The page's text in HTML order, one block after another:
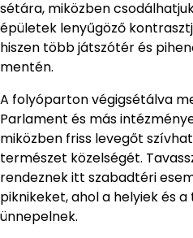
sétára, miközben
épületek lenyűgöző
hiszen több játszótér és
mentén.
A folyóparton végigsétálva
Parlament és más
miközben friss levegőt
természet közelségét.
rendeznek itt szabadtéri
piknikeket, ahol a helyiek és
ünnepelnek.